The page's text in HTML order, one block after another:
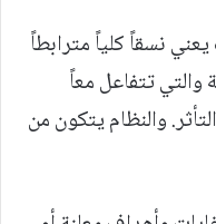
نسقاً كلياً مترابطاً
والتي تتفاعل معاً
والنظام يتكون من